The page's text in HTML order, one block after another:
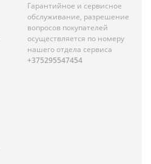
Гарантийное и сервисное
обслуживание, разрешение
вопросов покупателей
осуществляется по номеру
нашего отдела сервиса
+375295547454